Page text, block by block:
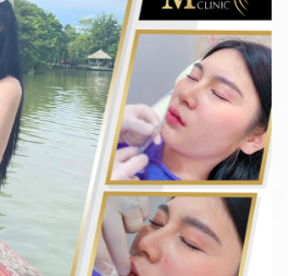
ฟิลเลอร์
ยละเอียด